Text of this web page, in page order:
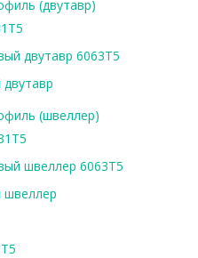
(двутавр)
двутавр 6063Т5
(швеллер)
швеллер 6063Т5